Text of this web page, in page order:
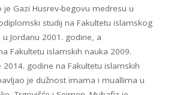
je Gazi Husrev-begovu medresu u
studij na Fakultetu islamskog
Jordanu 2001. godine, a
Fakultetu islamskih nauka 2009.
godine na Fakultetu islamskih
je dužnost imama i muallima u